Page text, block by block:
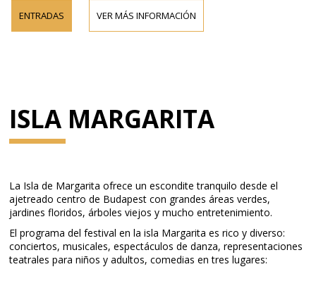
ENTRADAS VER MÁS INFORMACIÓN
ISLA MARGARITA
La Isla de Margarita ofrece un escondite tranquilo desde el
ajetreado centro de Budapest con grandes áreas verdes,
jardines floridos, árboles viejos y mucho entretenimiento.
El programa del festival en la isla Margarita es rico y diverso:
conciertos, musicales, espectáculos de danza, representaciones
teatrales para niños y adultos, comedias en tres lugares: